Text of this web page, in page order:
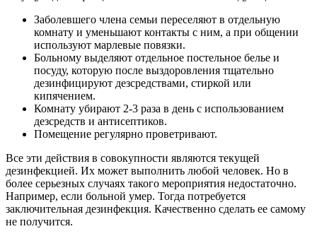
Заболевшего члена семьи переселяют в отдельную
комнату и уменьшают контакты с ним, а при общении
используют марлевые повязки.
Больному выделяют отдельное постельное белье и
посуду, которую после выздоровления тщательно
дезинфицируют дезсредствами, стиркой или
кипячением.
Комнату убирают 2-3 раза в день с использованием
дезсредств и антисептиков.
Помещение регулярно проветривают.
Все эти действия в совокупности являются текущей
дезинфекцией. Их может выполнить любой человек. Но в
более серьезных случаях такого мероприятия недостаточно.
Например, если больной умер. Тогда потребуется
заключительная дезинфекция. Качественно сделать ее самому
не получится.